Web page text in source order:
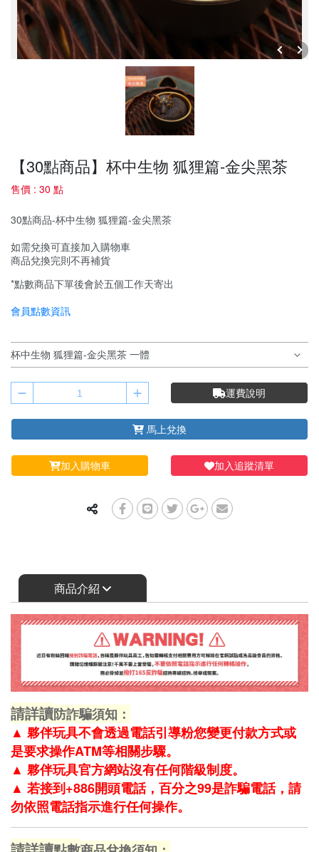
【30點商品】杯中生物 狐狸篇-金尖黑茶
售價 : 30 點
30點商品-杯中生物 狐狸篇-金尖黑茶
如需兌換可直接加入購物車
商品兌換完則不再補貨
*點數商品下單後會於五個工作天寄出
會員點數資訊
運費說明
馬上兌換
加入購物車 加入追蹤清單
商品介紹
請詳讀防詐騙須知：
▲ 夥伴玩具不會透過電話引導粉您變更付款方式或
是要求操作ATM等相關步驟。
▲ 夥伴玩具官方網站沒有任何階級制度。
▲ 若接到+886開頭電話，百分之99是詐騙電話，請
勿依照電話指示進行任何操作。